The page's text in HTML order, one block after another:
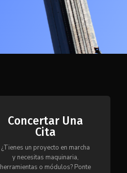
Concertar Una
Cita
¿Tienes un proyecto en marcha
y necesitas maquinaria,
herramientas o módulos? Ponte